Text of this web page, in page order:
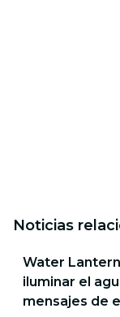
Noticias
Water
iluminar el
mensajes de